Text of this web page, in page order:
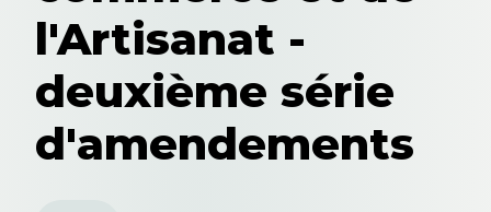
l'Artisanat -
deuxième série
d'amendements